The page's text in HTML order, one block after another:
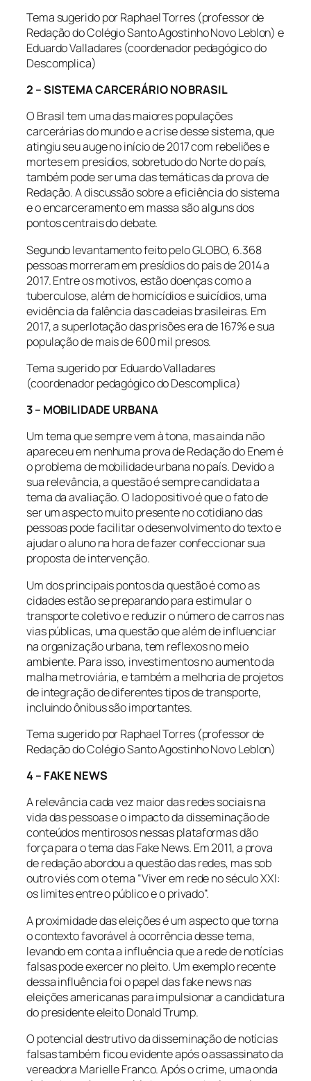
Tema sugerido por Raphael Torres (professor de
Redação do Colégio Santo Agostinho Novo Leblon) e
Eduardo Valladares (coordenador pedagógico do
Descomplica)
2 – SISTEMA CARCERÁRIO NO BRASIL
O Brasil tem uma das maiores populações
carcerárias do mundo e a crise desse sistema, que
atingiu seu auge no início de 2017 com rebeliões e
mortes em presídios, sobretudo do Norte do país,
também pode ser uma das temáticas da prova de
Redação. A discussão sobre a eficiência do sistema
e o encarceramento em massa são alguns dos
pontos centrais do debate.
Segundo levantamento feito pelo GLOBO, 6.368
pessoas morreram em presídios do país de 2014 a
2017. Entre os motivos, estão doenças como a
tuberculose, além de homicídios e suicídios, uma
evidência da falência das cadeias brasileiras. Em
2017, a superlotação das prisões era de 167% e sua
população de mais de 600 mil presos.
Tema sugerido por Eduardo Valladares
(coordenador pedagógico do Descomplica)
3 – MOBILIDADE URBANA
Um tema que sempre vem à tona, mas ainda não
apareceu em nenhuma prova de Redação do Enem é
o problema de mobilidade urbana no país. Devido a
sua relevância, a questão é sempre candidata a
tema da avaliação. O lado positivo é que o fato de
ser um aspecto muito presente no cotidiano das
pessoas pode facilitar o desenvolvimento do texto e
ajudar o aluno na hora de fazer confeccionar sua
proposta de intervenção.
Um dos principais pontos da questão é como as
cidades estão se preparando para estimular o
transporte coletivo e reduzir o número de carros nas
vias públicas, uma questão que além de influenciar
na organização urbana, tem reflexos no meio
ambiente. Para isso, investimentos no aumento da
malha metroviária, e também a melhoria de projetos
de integração de diferentes tipos de transporte,
incluindo ônibus são importantes.
Tema sugerido por Raphael Torres (professor de
Redação do Colégio Santo Agostinho Novo Leblon)
4 – FAKE NEWS
A relevância cada vez maior das redes sociais na
vida das pessoas e o impacto da disseminação de
conteúdos mentirosos nessas plataformas dão
força para o tema das Fake News. Em 2011, a prova
de redação abordou a questão das redes, mas sob
outro viés com o tema “Viver em rede no século XXI:
os limites entre o público e o privado”.
A proximidade das eleições é um aspecto que torna
o contexto favorável à ocorrência desse tema,
levando em conta a influência que a rede de notícias
falsas pode exercer no pleito. Um exemplo recente
dessa influência foi o papel das fake news nas
eleições americanas para impulsionar a candidatura
do presidente eleito Donald Trump.
O potencial destrutivo da disseminação de notícias
falsas também ficou evidente após o assassinato da
vereadora Marielle Franco. Após o crime, uma onda